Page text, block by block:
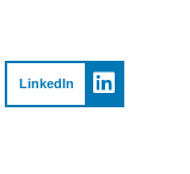
LinkedIn